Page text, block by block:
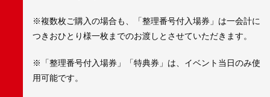
※複数枚ご購入の場合も、「整理番号付入場券」は一会計に
つきおひとり様一枚までのお渡しとさせていただきます。
※「整理番号付入場券」「特典券」は、イベント当日のみ使
用可能です。